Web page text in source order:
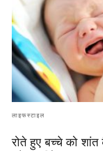
लाइफस्टाइल
रोते हुए बच्चे को